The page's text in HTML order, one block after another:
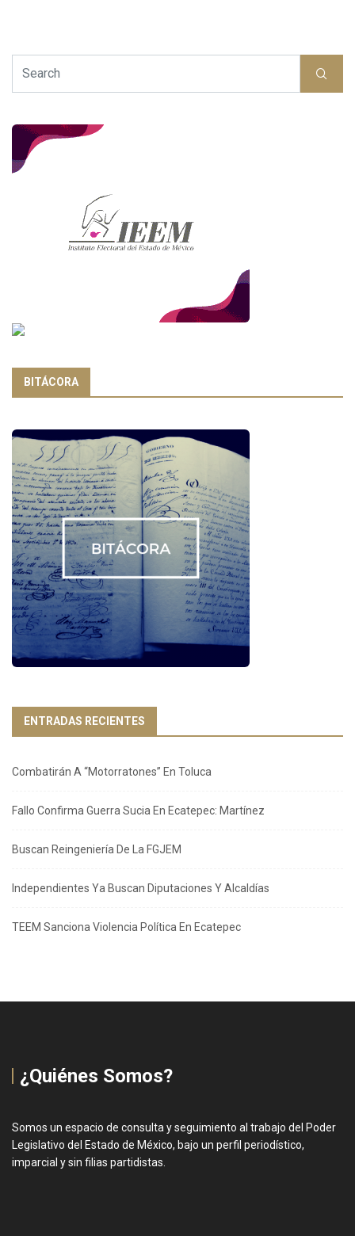
BITÁCORA
ENTRADAS RECIENTES
Combatirán A “Motorratones” En Toluca
Fallo Confirma Guerra Sucia En Ecatepec: Martínez
Buscan Reingeniería De La FGJEM
Independientes Ya Buscan Diputaciones Y Alcaldías
TEEM Sanciona Violencia Política En Ecatepec
¿Quiénes Somos?
Somos un espacio de consulta y seguimiento al trabajo del Poder
Legislativo del Estado de México, bajo un perfil periodístico,
imparcial y sin filias partidistas.